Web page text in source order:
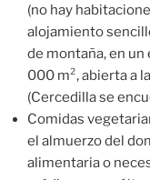
(no hay
alojamiento
de montaña, en un
000 m², abierta a
(Cercedilla se
Comidas
el almuerzo del
alimentaria o